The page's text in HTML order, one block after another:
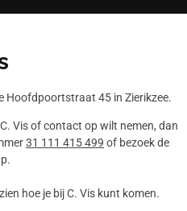
Hoofdpoortstraat 45 in Zierikzee.
Vis of contact op wilt nemen, dan
31 111 415 499 of bezoek de
hoe je bij C. Vis kunt komen.